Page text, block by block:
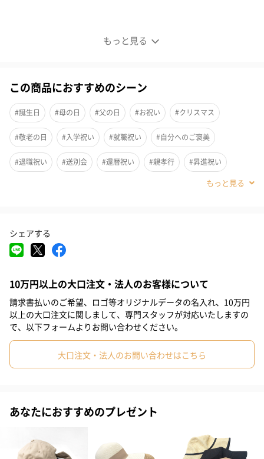
もっと見る
しっとりとした質感の素材と落ち着いたカラーで、後ろのリボン
が映える上品なデザイン。
アイテムです。
魔にならないデザインになっています。
この商品におすすめのシーン
#誕生日 #母の日 #父の日 #お祝い #クリスマス
#敬老の日 #入学祝い #就職祝い #自分へのご褒美
#退職祝い #送別会 #還暦祝い #親孝行 #昇進祝い
#妹 #姉
#義母 #男子中学生
#女子高校生
#女性 #夫 #妻 #父親 #彼女 #祖母 #祖父
#上司女性 #上司男性 #同僚女性 #同僚男性 #男子大学生
#10代 #20代前半 #20代後半 #30代
#70代 #80代 #90代
シェアする
10万円以上の大口注文・法人のお客様について
請求書払いのご希望、ロゴ等オリジナルデータの名入れ、10万円
以上の大口注文に関しまして、専門スタッフが対応いたしますの
で、以下フォームよりお問い合わせください。
大口注文・法人のお問い合わせはこちら
あなたにおすすめのプレゼント